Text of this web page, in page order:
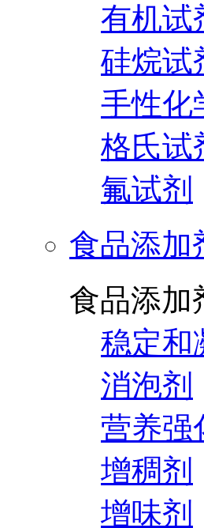
有机试
硅烷试
手性化
格氏试
氟试剂
食品添加
食品添加
稳定和
消泡剂
营养强
增稠剂
增味剂